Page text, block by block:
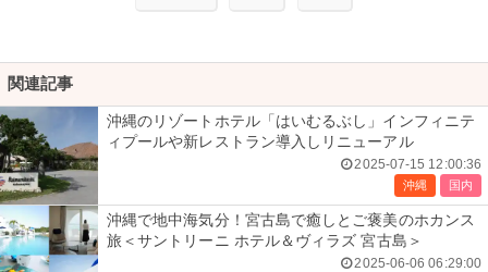
関連記事
沖縄のリゾートホテル「はいむるぶし」インフィニテ
ィプールや新レストラン導入しリニューアル
2025-07-15 12:00:36
沖縄 国内
沖縄で地中海気分！宮古島で癒しとご褒美のホカンス
旅＜サントリーニ ホテル＆ヴィラズ 宮古島＞
2025-06-06 06:29:00